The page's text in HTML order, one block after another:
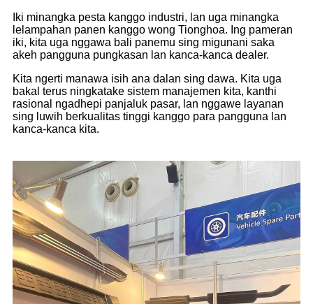
Iki minangka pesta kanggo industri, lan uga minangka
lelampahan panen kanggo wong Tionghoa. Ing pameran
iki, kita uga nggawa bali panemu sing migunani saka
akeh pangguna pungkasan lan kanca-kanca dealer.
Kita ngerti manawa isih ana dalan sing dawa. Kita uga
bakal terus ningkatake sistem manajemen kita, kanthi
rasional ngadhepi panjaluk pasar, lan nggawe layanan
sing luwih berkualitas tinggi kanggo para pangguna lan
kanca-kanca kita.